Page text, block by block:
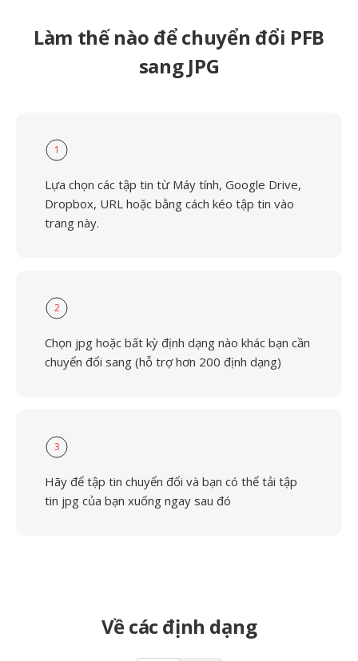
Làm thế nào để chuyển đổi PFB
sang JPG
1
Lựa chọn các tập tin từ Máy tính, Google Drive,
Dropbox, URL hoặc bằng cách kéo tập tin vào
trang này.
2
Chọn jpg hoặc bất kỳ định dạng nào khác bạn cần
chuyển đổi sang (hỗ trợ hơn 200 định dạng)
3
Hãy để tập tin chuyển đổi và bạn có thể tải tập
tin jpg của bạn xuống ngay sau đó
Về các định dạng